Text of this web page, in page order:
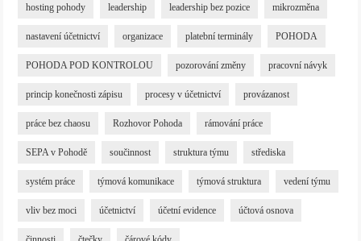
hosting pohody leadership leadership bez pozice mikrozměna
nastavení účetnictví organizace platební terminály POHODA
POHODA POD KONTROLOU pozorování změny pracovní návyk
princip konečnosti zápisu procesy v účetnictví provázanost
práce bez chaosu Rozhovor Pohoda rámování práce
SEPA v Pohodě součinnost struktura týmu střediska
systém práce týmová komunikace týmová struktura vedení týmu
vliv bez moci účetnictví účetní evidence účtová osnova